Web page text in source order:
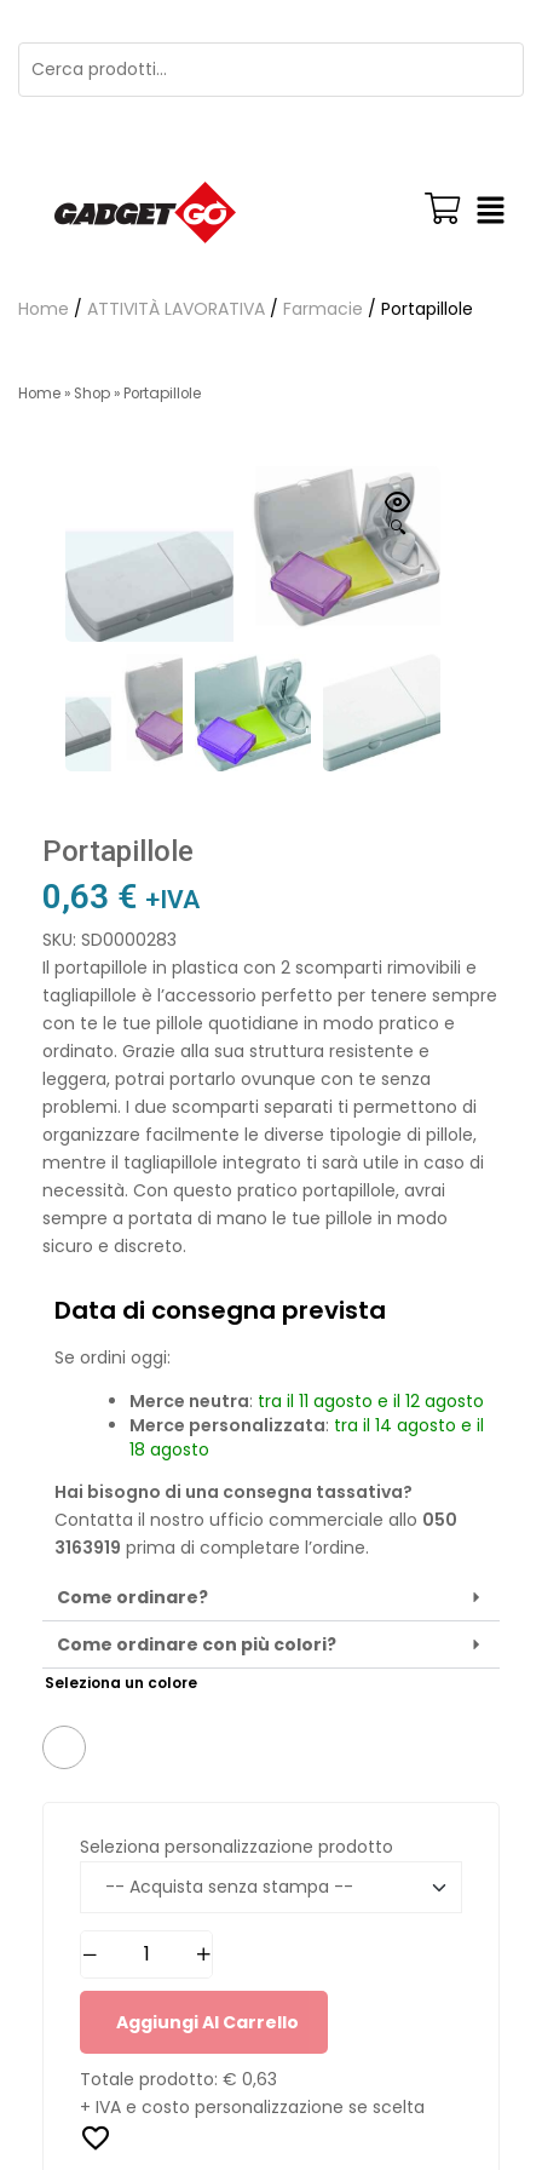
Home / ATTIVITÀ LAVORATIVA / Farmacie / Portapillole
Home » Shop » Portapillole
🔍
Portapillole
0,63 € +IVA
SKU: SD0000283
Il portapillole in plastica con 2 scomparti rimovibili e
tagliapillole è l’accessorio perfetto per tenere sempre
con te le tue pillole quotidiane in modo pratico e
ordinato. Grazie alla sua struttura resistente e
leggera, potrai portarlo ovunque con te senza
problemi. I due scomparti separati ti permettono di
organizzare facilmente le diverse tipologie di pillole,
mentre il tagliapillole integrato ti sarà utile in caso di
necessità. Con questo pratico portapillole, avrai
sempre a portata di mano le tue pillole in modo
sicuro e discreto.
Data di consegna prevista
Se ordini oggi:
Merce neutra: tra il 11 agosto e il 12 agosto
Merce personalizzata: tra il 14 agosto e il
18 agosto
Hai bisogno di una consegna tassativa?
Contatta il nostro ufficio commerciale allo 050
3163919 prima di completare l’ordine.
Come ordinare?
Come ordinare con più colori?
Seleziona un colore
Seleziona personalizzazione prodotto
Aggiungi Al Carrello
Totale prodotto: € 0,63
+ IVA e costo personalizzazione se scelta